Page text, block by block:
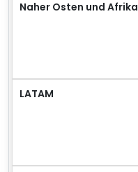
Naher Osten und Afrika
LATAM